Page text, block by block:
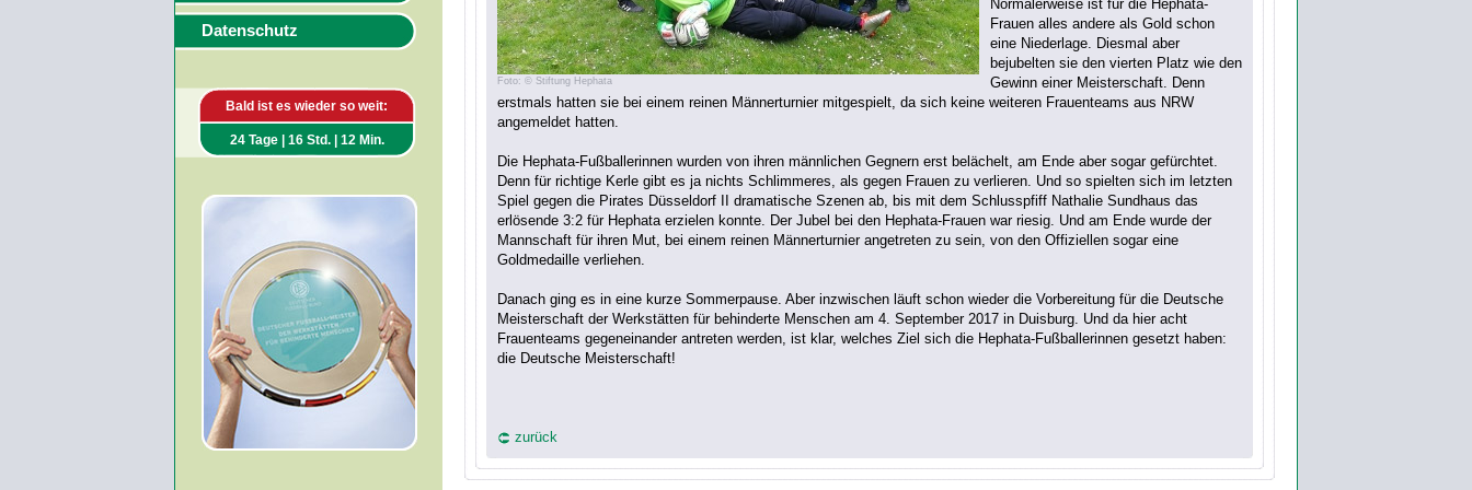
Datenschutz
Bald ist es wieder so weit:
24 Tage | 16 Std. | 12 Min.
Foto: © Stiftung Hephata
Normalerweise ist für die Hephata-
Frauen alles andere als Gold schon
eine Niederlage. Diesmal aber
bejubelten sie den vierten Platz wie den
Gewinn einer Meisterschaft. Denn
erstmals hatten sie bei einem reinen Männerturnier mitgespielt, da sich keine weiteren Frauenteams aus NRW
angemeldet hatten.
Die Hephata-Fußballerinnen wurden von ihren männlichen Gegnern erst belächelt, am Ende aber sogar gefürchtet.
Denn für richtige Kerle gibt es ja nichts Schlimmeres, als gegen Frauen zu verlieren. Und so spielten sich im letzten
Spiel gegen die Pirates Düsseldorf II dramatische Szenen ab, bis mit dem Schlusspfiff Nathalie Sundhaus das
erlösende 3:2 für Hephata erzielen konnte. Der Jubel bei den Hephata-Frauen war riesig. Und am Ende wurde der
Mannschaft für ihren Mut, bei einem reinen Männerturnier angetreten zu sein, von den Offiziellen sogar eine
Goldmedaille verliehen.
Danach ging es in eine kurze Sommerpause. Aber inzwischen läuft schon wieder die Vorbereitung für die Deutsche
Meisterschaft der Werkstätten für behinderte Menschen am 4. September 2017 in Duisburg. Und da hier acht
Frauenteams gegeneinander antreten werden, ist klar, welches Ziel sich die Hephata-Fußballerinnen gesetzt haben:
die Deutsche Meisterschaft!
zurück